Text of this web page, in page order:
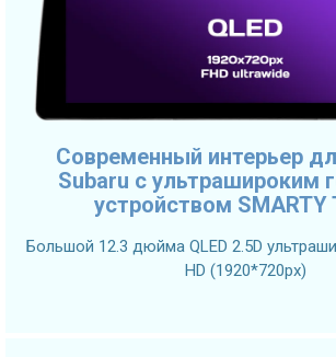
Современный интерьер
Subaru с ультрашироким
устройством SMARTY
Большой 12.3 дюйма QLED 2.5D
HD (1920*720px)